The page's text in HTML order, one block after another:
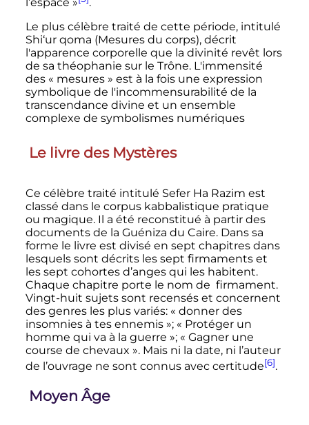
Le plus célèbre traité de cette période, intitulé
Shi‘ur qoma (Mesures du corps), décrit
l'apparence corporelle que la divinité revêt lors
de sa théophanie sur le Trône. L'immensité
des « mesures » est à la fois une expression
symbolique de l'incommensurabilité de la
transcendance divine et un ensemble
complexe de symbolismes numériques
Le livre des Mystères
Ce célèbre traité intitulé Sefer Ha Razim est
classé dans le corpus kabbalistique pratique
ou magique. Il a été reconstitué à partir des
documents de la Guéniza du Caire. Dans sa
forme le livre est divisé en sept chapitres dans
lesquels sont décrits les sept firmaments et
les sept cohortes d’anges qui les habitent.
Chaque chapitre porte le nom de firmament.
Vingt-huit sujets sont recensés et concernent
des genres les plus variés: « donner des
insomnies à tes ennemis »; « Protéger un
homme qui va à la guerre »; « Gagner une
course de chevaux ». Mais ni la date, ni l’auteur
de l’ouvrage ne sont connus avec certitude[6].
Moyen Âge